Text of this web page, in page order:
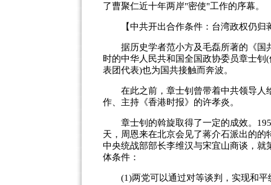
了曹聚仁近十年两岸"密使"工作的序幕。
【中共开出合作条件：台湾政权仍归
据历史学者范小方及毛磊所著的《国
时的中华人民共和国全国政协委员章士
表团代表)也为国共接触而奔波。
在此之前，章士钊曾带着中共领导人
作、主持《香港时报》的许孝炎。
章士钊的斡旋取得了一定的成效。
天，周恩来在北京会见了蒋介石派出的
中央统战部部长李维汉与宋宜山商谈，
体条件：
(1)两党可以通过对等谈判，实现和